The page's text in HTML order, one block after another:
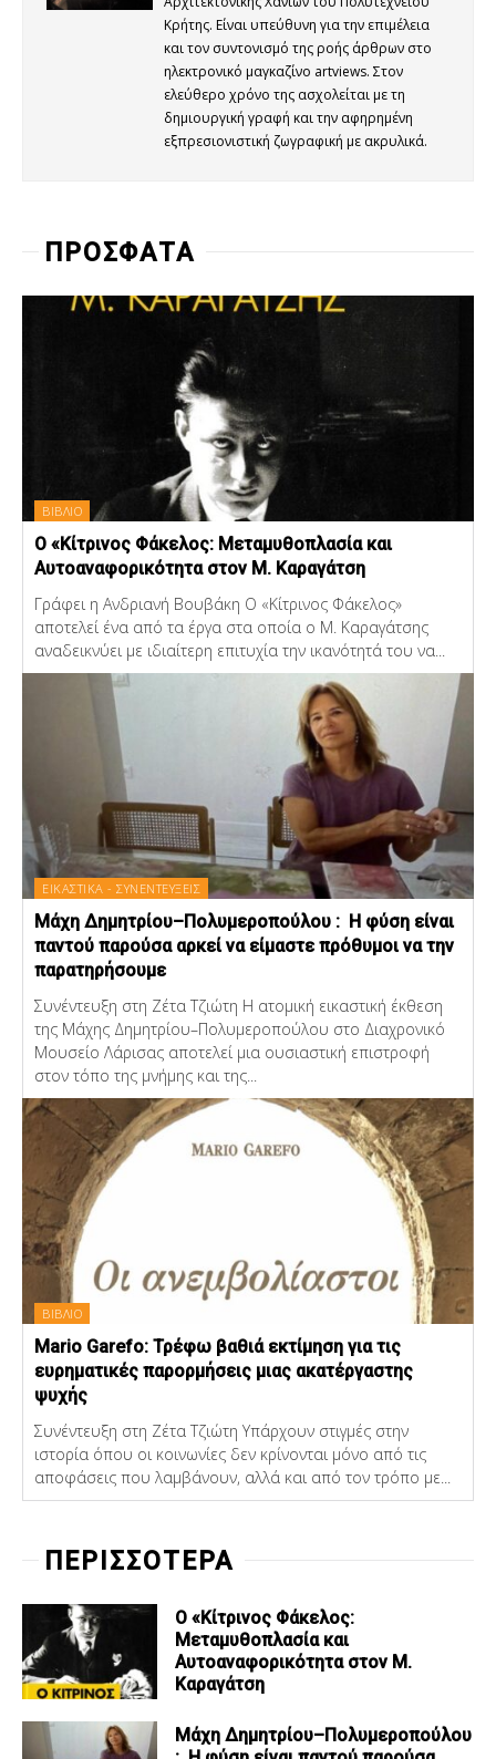
Κρήτης. Είναι υπεύθυνη για την επιμέλεια
και τον συντονισμό της ροής άρθρων στο
ηλεκτρονικό μαγκαζίνο artviews. Στον
ελεύθερο χρόνο της ασχολείται με τη
δημιουργική γραφή και την αφηρημένη
εξπρεσιονιστική ζωγραφική με ακρυλικά.
ΠΡΟΣΦΑΤΑ
ΒΙΒΛΙΟ
Ο «Κίτρινος Φάκελος: Μεταμυθοπλασία και
Αυτοαναφορικότητα στον Μ. Καραγάτση
Γράφει η Ανδριανή Βουβάκη Ο «Κίτρινος Φάκελος»
αποτελεί ένα από τα έργα στα οποία ο Μ. Καραγάτσης
αναδεικνύει με ιδιαίτερη επιτυχία την ικανότητά του να...
ΕΙΚΑΣΤΙΚΑ - ΣΥΝΕΝΤΕΥΞΕΙΣ
Μάχη Δημητρίου–Πολυμεροπούλου : Η φύση είναι
παντού παρούσα αρκεί να είμαστε πρόθυμοι να την
παρατηρήσουμε
Συνέντευξη στη Ζέτα Τζιώτη Η ατομική εικαστική έκθεση
της Μάχης Δημητρίου–Πολυμεροπούλου στο Διαχρονικό
Μουσείο Λάρισας αποτελεί μια ουσιαστική επιστροφή
στον τόπο της μνήμης και της...
ΒΙΒΛΙΟ
Mario Garefo: Τρέφω βαθιά εκτίμηση για τις
ευρηματικές παρορμήσεις μιας ακατέργαστης
ψυχής
Συνέντευξη στη Ζέτα Τζιώτη Υπάρχουν στιγμές στην
ιστορία όπου οι κοινωνίες δεν κρίνονται μόνο από τις
αποφάσεις που λαμβάνουν, αλλά και από τον τρόπο με...
ΠΕΡΙΣΣΟΤΕΡΑ
Ο «Κίτρινος Φάκελος:
Μεταμυθοπλασία και
Αυτοαναφορικότητα στον Μ.
Καραγάτση
Μάχη Δημητρίου–Πολυμεροπούλου